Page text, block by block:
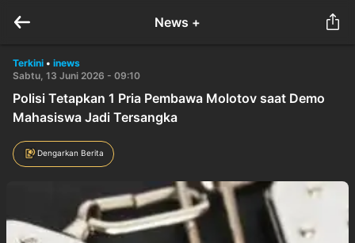
News +
Terkini • inews
Sabtu, 13 Juni 2026 - 09:10
Polisi Tetapkan 1 Pria Pembawa Molotov saat Demo
Mahasiswa Jadi Tersangka
Dengarkan Berita